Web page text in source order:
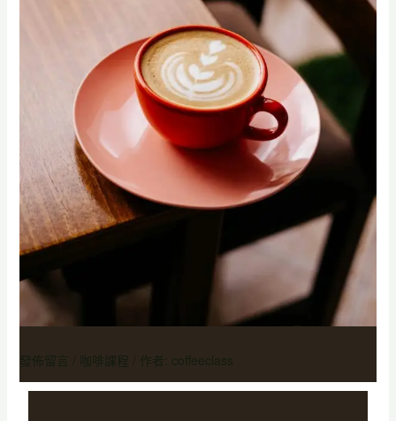
發佈留言 咖啡課程 / 作者: coffeeclass